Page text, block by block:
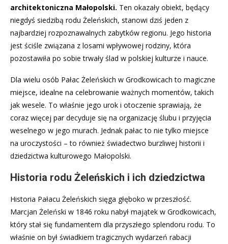
architektoniczna Małopolski. Ten okazały obiekt, będący
niegdyś siedzibą rodu Żeleńskich, stanowi dziś jeden z
najbardziej rozpoznawalnych zabytków regionu. Jego historia
jest ściśle związana z losami wpływowej rodziny, która
pozostawiła po sobie trwały ślad w polskiej kulturze i nauce.
Dla wielu osób Pałac Żeleńskich w Grodkowicach to magiczne
miejsce, idealne na celebrowanie ważnych momentów, takich
jak wesele. To właśnie jego urok i otoczenie sprawiają, że
coraz więcej par decyduje się na organizację ślubu i przyjęcia
weselnego w jego murach. Jednak pałac to nie tylko miejsce
na uroczystości – to również świadectwo burzliwej historii i
dziedzictwa kulturowego Małopolski.
Historia rodu Żeleńskich i ich dziedzictwa
Historia Pałacu Żeleńskich sięga głęboko w przeszłość.
Marcjan Żeleński w 1846 roku nabył majątek w Grodkowicach,
który stał się fundamentem dla przyszłego splendoru rodu. To
właśnie on był świadkiem tragicznych wydarzeń rabacji